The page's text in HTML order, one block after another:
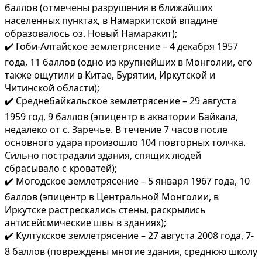
баллов (отмечены разрушения в ближайших
населенных пунктах, в Намаркитской впадине
образовалось оз. Новый Намаракит);
✔️ Гоби-Алтайское землетрясение – 4 декабря 1957
года, 11 баллов (одно из крупнейших в Монголии, его
также ощутили в Китае, Бурятии, Иркутской и
Читинской области);
✔️ Среднебайкальское землетрясение – 29 августа
1959 год, 9 баллов (эпицентр в акватории Байкала,
недалеко от с. Заречье. В течение 7 часов после
основного удара произошло 104 повторных толчка.
Сильно пострадали здания, спящих людей
сбрасывало с кроватей);
✔️ Могодское землетрясение – 5 января 1967 года, 10
баллов (эпицентр в Центральной Монголии, в
Иркутске растрескались стены, раскрылись
антисейсмические швы в зданиях);
✔️ Култукское землетрясение – 27 августа 2008 года, 7-
8 баллов (повреждены многие здания, среднюю школу